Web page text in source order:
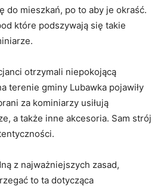
do mieszkań, po to aby je okraść.
które podszywają się takie
otrzymali niepokojącą
terenie gminy Lubawka pojawiły
za kominiarzy usiłują
a także inne akcesoria. Sam strój
z najważniejszych zasad,
to ta dotycząca